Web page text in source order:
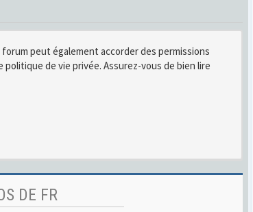
peut également accorder des permissions
de vie privée. Assurez-vous de bien lire
DE FR